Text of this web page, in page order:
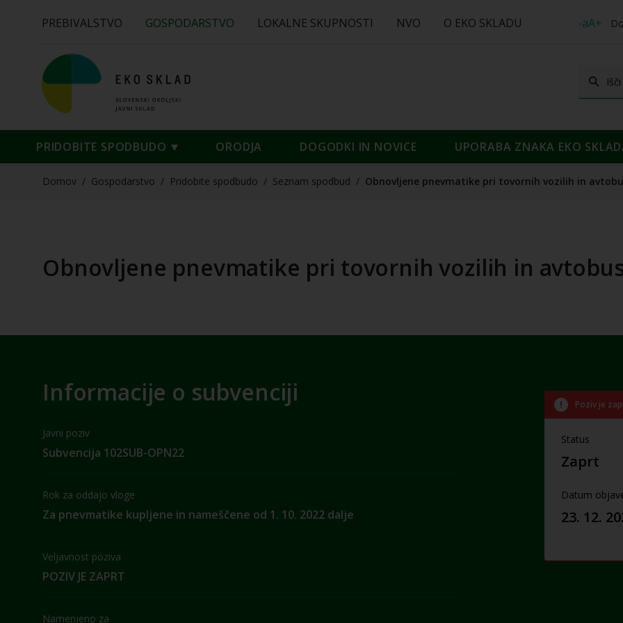
PREBIVALSTVO GOSPODARSTVO LOKALNE SKUPNOSTI NVO O EKO SKLADU -aA+
PRIDOBITE SPODBUDO ORODJA DOGODKI IN NOVICE UPORABA ZNAKA EKO
Domov / Gospodarstvo / Pridobite spodbudo / Seznam spodbud / Obnovljene pnevmatike pri tovornih vozilih in
Obnovljene pnevmatike pri tovornih vozilih in
Informacije o subvenciji
Javni poziv
Subvencija 102SUB-OPN22
Rok za oddajo vloge
Za pnevmatike kupljene in nameščene od 1. 10. 2022 dalje
Veljavnost poziva
POZIV JE ZAPRT
Namenjeno za
Poziv je
Status
Zaprt
Datum
23. 12.